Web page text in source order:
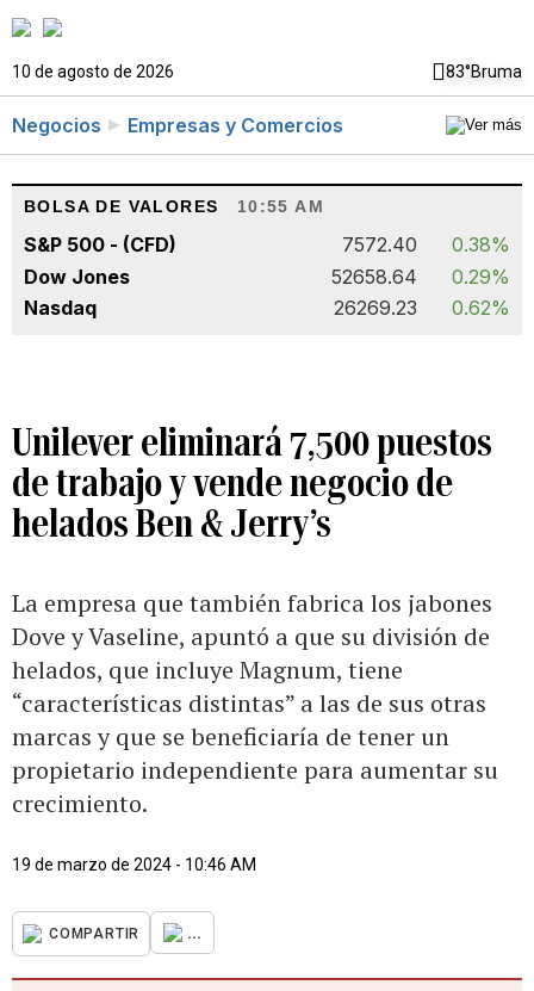
10 de agosto de 2026 83°Bruma
Negocios Empresas y Comercios
BOLSA DE VALORES 10:55 AM
S&P 500 - (CFD) 7572.40
0.38%
Dow Jones
52658.64
0.29%
Nasdaq
26269.23 0.62%
Unilever eliminará 7,500 puestos
de trabajo y vende negocio de
helados Ben & Jerry’s
La empresa que también fabrica los jabones
Dove y Vaseline, apuntó a que su división de
helados, que incluye Magnum, tiene
“características distintas” a las de sus otras
marcas y que se beneficiaría de tener un
propietario independiente para aumentar su
crecimiento.
19 de marzo de 2024 - 10:46 AM
COMPARTIR ...